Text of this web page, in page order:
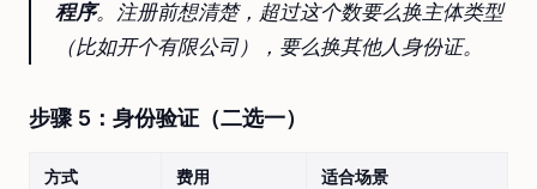
程序。注册前想清楚，超过这个数要么换主体类型
（比如开个有限公司），要么换其他人身份证。
步骤 5：身份验证（二选一）
方式 费用 适合场景